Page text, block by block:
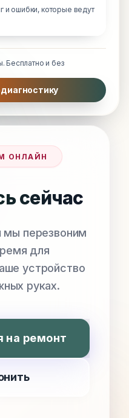
и ошибки, которые ведут
Бесплатно и без
ОНЛАЙН
сейчас
мы перезвоним
для
устройство
руках.
на ремонт